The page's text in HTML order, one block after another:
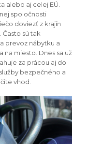
alebo aj celej EÚ.
spoločnosti
doviezť z krajín
Často sú tak
prevoz nábytku a
na miesto. Dnes sa už
za prácou aj do
bezpečného a
vhod.